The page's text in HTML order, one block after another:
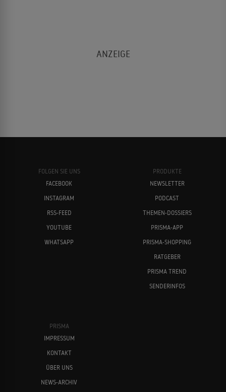
FOLGEN SIE UNS
FACEBOOK
INSTAGRAM
RSS-FEED
YOUTUBE
WHATSAPP
PRODUKTE
NEWSLETTER
PODCAST
THEMEN-DOSSIERS
PRISMA-APP
PRISMA-SHOPPING
RATGEBER
PRISMA TREND
SENDERINFOS
PRISMA
IMPRESSUM
KONTAKT
ÜBER UNS
NEWS-ARCHIV